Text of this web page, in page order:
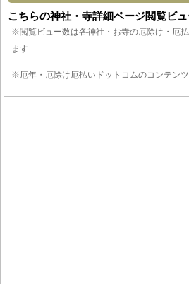
こちらの神社・寺詳細ページ閲覧ビ
※閲覧ビュー数は各神社・お寺の厄除け・厄
ます
※厄年・厄除け厄払いドットコムのコンテン